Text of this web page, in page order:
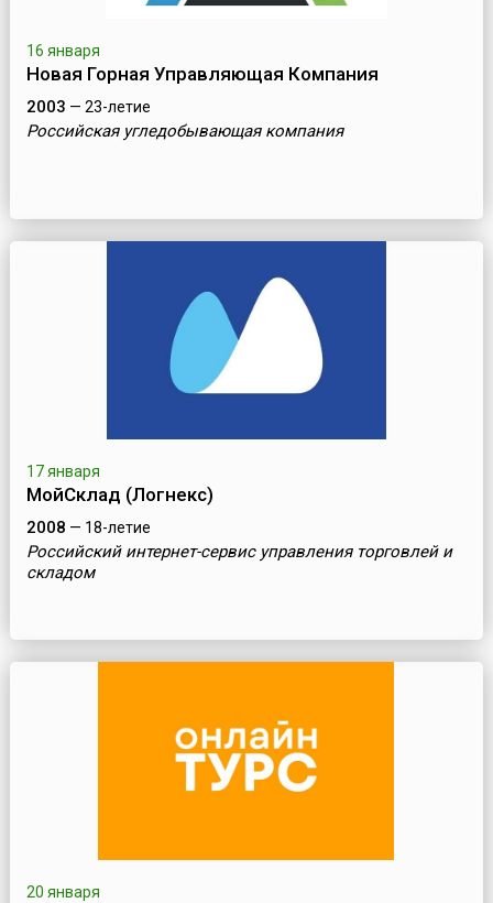
16 января
Новая Горная Управляющая Компания
2003 — 23-летие
Российская угледобывающая компания
17 января
МойСклад (Логнекс)
2008 — 18-летие
Российский интернет-сервис управления торговлей и
складом
20 января